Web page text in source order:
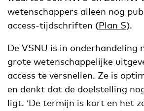
wetenschappers alleen nog
access-tijdschriften (Plan S).
De VSNU is in onderhandeling
grote wetenschappelijke
access te versnellen. Ze is
en denkt dat de doelstelling
ligt. ‘De termijn is kort en het